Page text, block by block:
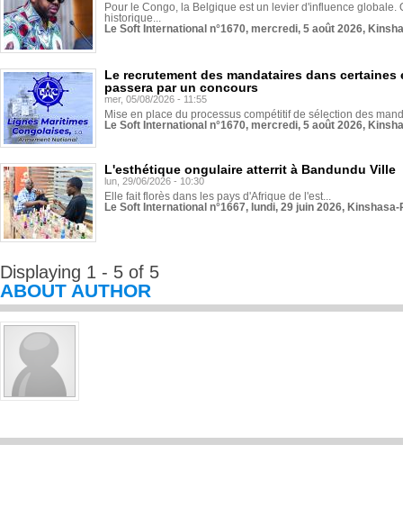
Pour le Congo, la Belgique est un levier d'influence globale.
historique...
Le Soft International n°1670, mercredi, 5 août 2026,
Le recrutement des mandataires dans
passera par un concours
mer, 05/08/2026 - 11:55
Mise en place du processus compétitif de sélection des
Le Soft International n°1670, mercredi, 5 août 2026,
L'esthétique ongulaire atterrit à Bandundu Ville
lun, 29/06/2026 - 10:30
Elle fait florès dans les pays d'Afrique de l'est...
Le Soft International n°1667, lundi, 29 juin 2026,
Displaying 1 - 5 of 5
ABOUT AUTHOR